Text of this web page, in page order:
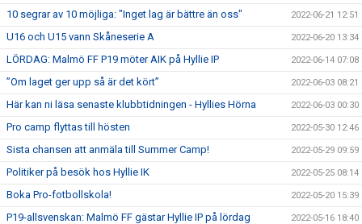
10 segrar av 10 möjliga: "Inget lag är bättre än oss" 2022-06-21 12:51
U16 och U15 vann Skåneserie A 2022-06-20 13:34
LÖRDAG: Malmö FF P19 möter AIK på Hyllie IP 2022-06-14 07:08
”Om laget ger upp så är det kört” 2022-06-03 08:21
Här kan ni läsa senaste klubbtidningen - Hyllies Hörna 2022-06-03 00:30
Pro camp flyttas till hösten 2022-05-30 12:46
Sista chansen att anmäla till Summer Camp! 2022-05-29 09:59
Politiker på besök hos Hyllie IK 2022-05-25 08:14
Boka Pro-fotbollskola! 2022-05-20 15:39
P19-allsvenskan: Malmö FF gästar Hyllie IP på lördag 2022-05-16 18:40